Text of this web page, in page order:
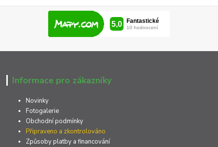
Informace pro zákazníky
Novinky
Fotogalerie
Obchodní podmínky
Připraveno a zkontrolováno
Způsoby platby a financování